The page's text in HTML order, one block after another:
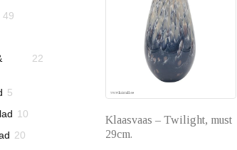
49
22
5
10
20
Klaasvaas – Twilight, must
29cm.